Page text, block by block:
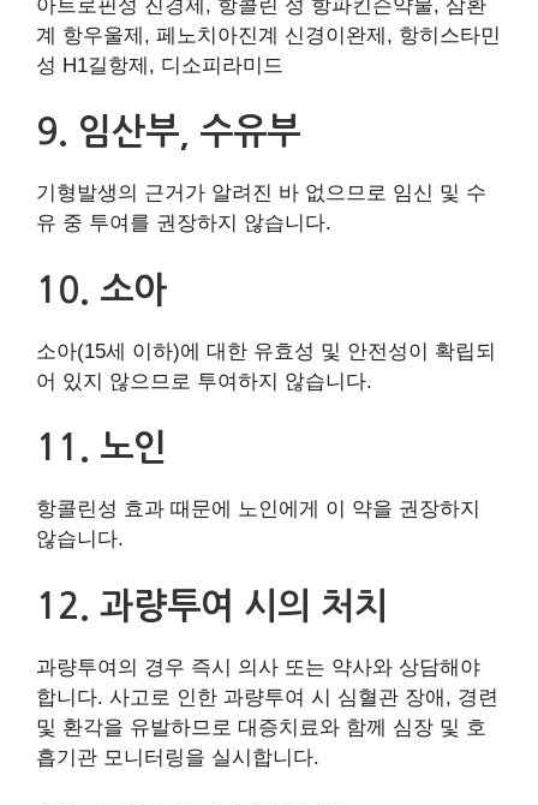
아트로핀성 진경제, 항콜린 성 항파킨슨약물, 삼환
계 항우울제, 페노치아진계 신경이완제, 항히스타민
성 H1길항제, 디소피라미드
9. 임산부, 수유부
기형발생의 근거가 알려진 바 없으므로 임신 및 수
유 중 투여를 권장하지 않습니다.
10. 소아
소아(15세 이하)에 대한 유효성 및 안전성이 확립되
어 있지 않으므로 투여하지 않습니다.
11. 노인
항콜린성 효과 때문에 노인에게 이 약을 권장하지
않습니다.
12. 과량투여 시의 처치
과량투여의 경우 즉시 의사 또는 약사와 상담해야
합니다. 사고로 인한 과량투여 시 심혈관 장애, 경련
및 환각을 유발하므로 대증치료와 함께 심장 및 호
흡기관 모니터링을 실시합니다.